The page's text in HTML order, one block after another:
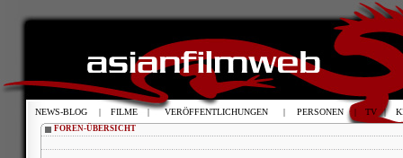
FOREN-ÜBERSICHT
NEWS-BLOG | FILME | VERÖFFENTLICHUNGEN | PERSONEN | TV |